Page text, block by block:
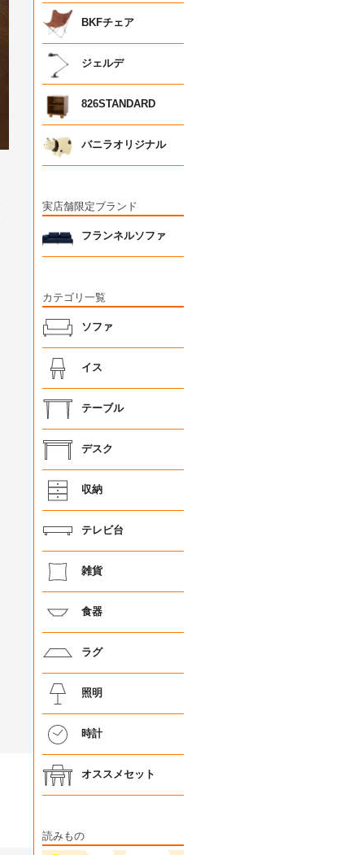
BKFチェア
ジェルデ
826STANDARD
バニラオリジナル
実店舗限定ブランド
フランネルソファ
カテゴリ一覧
ソファ
イス
テーブル
デスク
収納
テレビ台
雑貨
食器
ラグ
照明
時計
オススメセット
読みもの